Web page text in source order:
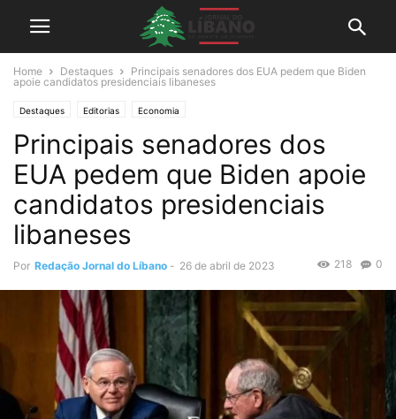
Home Destaques
Principais senadores dos EUA pedem que Biden
apoie candidatos presidenciais libaneses
Destaques Editorias Economia
Principais senadores dos
EUA pedem que Biden apoie
candidatos presidenciais
libaneses
Por Redação Jornal do Líbano - 26 de abril de 2023 0
218